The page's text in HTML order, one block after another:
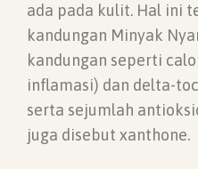
ada pada kulit. Hal ini
kandungan Minyak
kandungan seperti
inflamasi) dan delta-
serta sejumlah
juga disebut xanthone.